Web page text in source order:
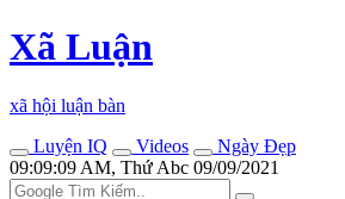
Xã Luận
xã hội luận bàn
Luyện IQ
Videos
Ngày Đẹp
09:09:09 AM, Thứ Abc 09/09/2021